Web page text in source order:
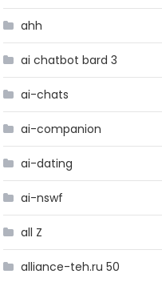
ahh
ai chatbot bard 3
ai-chats
ai-companion
ai-dating
ai-nswf
all Z
alliance-teh.ru 50